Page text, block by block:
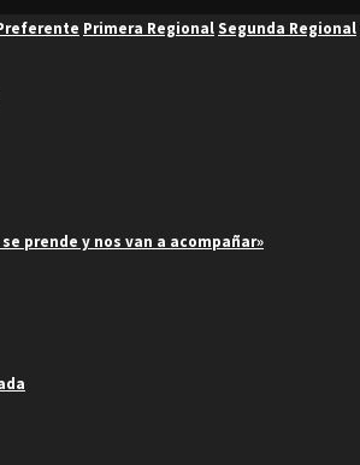
Primera RegionalSegunda Regional
prende y nos van a acompañar»